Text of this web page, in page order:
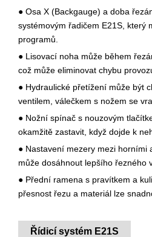
● Osa X (Backgauge) a doba
systémovým řadičem E21S, který
programů.
● Lisovací noha může během
což může eliminovat chybu
● Hydraulické přetížení může být
ventilem, válečkem s nožem se
● Nožní spínač s nouzovým
okamžitě zastavit, když dojde k
● Nastavení mezery mezi horními
může dosáhnout lepšího řezného
● Přední ramena s pravítkem a
přesnost řezu a materiál lze
Řídicí systém E21S